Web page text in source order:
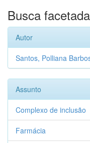
Busca facetada
Autor
Santos, Polliana
Assunto
Complexo de inclusão
Farmácia